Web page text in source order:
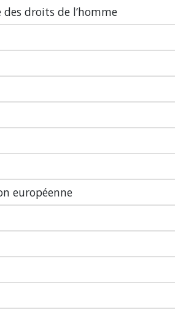
droits de l’homme
européenne